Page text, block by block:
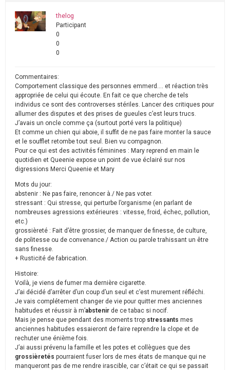
thelog
Participant
0
0
0
Commentaires:
Comportement classique des personnes emmerd…. et réaction très
appropriée de celui qui écoute. En fait ce que cherche de tels
individus ce sont des controverses stériles. Lancer des critiques pour
allumer des disputes et des prises de gueules c’est leurs trucs.
J’avais un oncle comme ça (surtout porté vers la politique)
Et comme un chien qui aboie, il suffit de ne pas faire monter la sauce
et le soufflet retombe tout seul. Bien vu compagnon.
Pour ce qui est des activités féminines : Mary reprend en main le
quotidien et Queenie expose un point de vue éclairé sur nos
digressions Merci Queenie et Mary
Mots du jour:
abstenir : Ne pas faire, renoncer à./ Ne pas voter.
stressant : Qui stresse, qui perturbe l’organisme (en parlant de
nombreuses agressions extérieures : vitesse, froid, échec, pollution,
etc.)
grossièreté : Fait d’être grossier, de manquer de finesse, de culture,
de politesse ou de convenance./ Action ou parole trahissant un être
sans finesse.
+ Rusticité de fabrication.
Histoire:
Voilà, je viens de fumer ma dernière cigarette.
J’ai décidé d’arrêter d’un coup d’un seul et c’est murement réfléchi.
Je vais complétement changer de vie pour quitter mes anciennes
habitudes et réussir à m’abstenir de ce tabac si nocif.
Mais je pense que pendant des moments trop stressants mes
anciennes habitudes essaieront de faire reprendre la clope et de
rechuter une énième fois.
J’ai aussi prévenu la famille et les potes et collègues que des
grossièretés pourraient fuser lors de mes états de manque qui ne
manqueront pas de me rendre irascible, car c’était ce qui se passait